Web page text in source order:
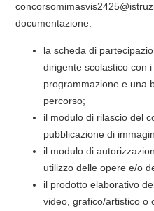
documentazione:
la scheda di
dirigente scolastico con
programmazione e una
percorso;
il modulo di rilascio del
pubblicazione di
il modulo di
utilizzo delle opere e/o
il prodotto elaborativo
video, grafico/artistico o